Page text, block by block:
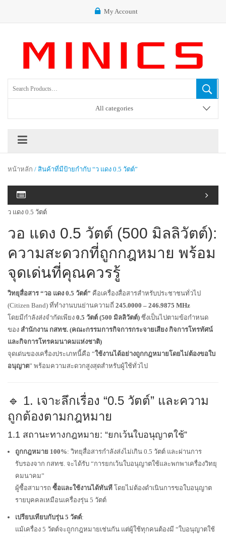
My Account
All categories
หน้าหลัก / สินค้าที่มีป้ายกำกับ “ว แดง 0.5 วัตต์”
ว แดง 0.5 วัตต์
วอ แดง 0.5 วัตต์ (500 มิลลิวัตต์):
ความสะดวกที่ถูกกฎหมาย พร้อม
จุดเด่นที่คุณควรรู้
วิทยุสื่อสาร “วอ แดง 0.5 วัตต์” คือเครื่องสื่อสารสำหรับประชาชนทั่วไป
(Citizen Band) ที่ทำงานบนย่านความถี่ 245.0000 – 246.9875 MHz
โดยมีกำลังส่งจำกัดเพียง 0.5 วัตต์ (500 มิลลิวัตต์) ซึ่งเป็นไปตามข้อกำหนด
ของ สำนักงาน กสทช. (คณะกรรมการกิจการกระจายเสียง กิจการโทรทัศน์
และกิจการโทรคมนาคมแห่งชาติ)
จุดเด่นของเครื่องประเภทนี้คือ “ใช้งานได้อย่างถูกกฎหมายโดยไม่ต้องขอใบ
อนุญาต” พร้อมความสะดวกสูงสุดสำหรับผู้ใช้ทั่วไป
🔹 1. เจาะลึกเรื่อง “0.5 วัตต์” และความ
ถูกต้องตามกฎหมาย
1.1 สถานะทางกฎหมาย: “ยกเว้นใบอนุญาตใช้”
ถูกกฎหมาย 100%: วิทยุสื่อสารกำลังส่งไม่เกิน 0.5 วัตต์ และผ่านการ
รับรองจาก กสทช. จะได้รับ “การยกเว้นใบอนุญาตใช้และพกพาเครื่องวิทยุ
คมนาคม”
ผู้ซื้อสามารถ ซื้อและใช้งานได้ทันที โดยไม่ต้องดำเนินการขอใบอนุญาต
รายบุคคลเหมือนเครื่องรุ่น 5 วัตต์
เปรียบเทียบกับรุ่น 5 วัตต์:
แม้เครื่อง 5 วัตต์จะถูกกฎหมายเช่นกัน แต่ผู้ใช้ทุกคนต้องมี “ใบอนุญาตใช้